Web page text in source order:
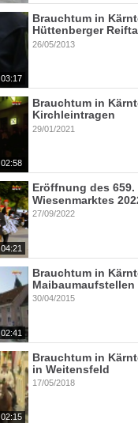
03:17
Brauchtum in
Hüttenberger
26/05/2013
02:58
Brauchtum in
Kirchleintragen
29/01/2021
04:21
Eröffnung des 659.
Wiesenmarktes
27/09/2022
02:41
Brauchtum in
Maibaumaufstellen
30/04/2015
02:15
Brauchtum in
in Weitensfeld
17/05/2018